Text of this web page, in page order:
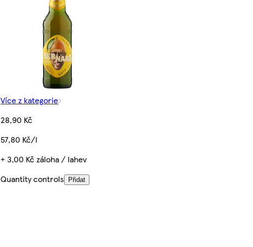
Více z kategorie
28,90 Kč
57,80 Kč/l
+ 3,00 Kč záloha / lahev
Quantity controls Přidat